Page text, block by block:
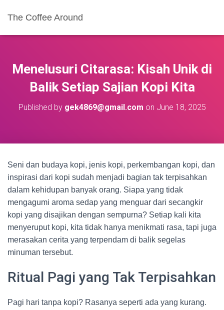
The Coffee Around
Menelusuri Citarasa: Kisah Unik di
Balik Setiap Sajian Kopi Kita
Published by gek4869@gmail.com on June 18, 2025
Seni dan budaya kopi, jenis kopi, perkembangan kopi, dan
inspirasi dari kopi sudah menjadi bagian tak terpisahkan
dalam kehidupan banyak orang. Siapa yang tidak
mengagumi aroma sedap yang menguar dari secangkir
kopi yang disajikan dengan sempurna? Setiap kali kita
menyeruput kopi, kita tidak hanya menikmati rasa, tapi juga
merasakan cerita yang terpendam di balik segelas
minuman tersebut.
Ritual Pagi yang Tak Terpisahkan
Pagi hari tanpa kopi? Rasanya seperti ada yang kurang.